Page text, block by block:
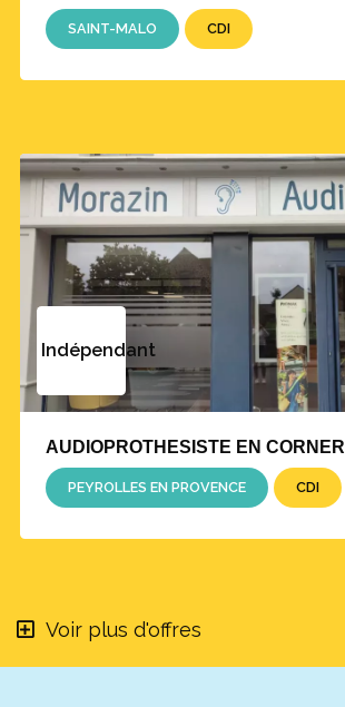
SAINT-MALO CDI
Indépendant
AUDIOPROTHESISTE EN CORNER
PEYROLLES EN PROVENCE CDI
Voir plus d'offres